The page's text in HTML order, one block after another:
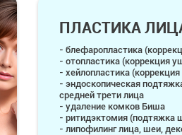
ПЛАСТИКА
- блефаропластика
- отопластика (коррекция
- хейлопластика
- эндоскопическая
средней трети лица
- удаление комков Биша
- ритидэктомия (подтяжка
- липофилинг лица, шеи,